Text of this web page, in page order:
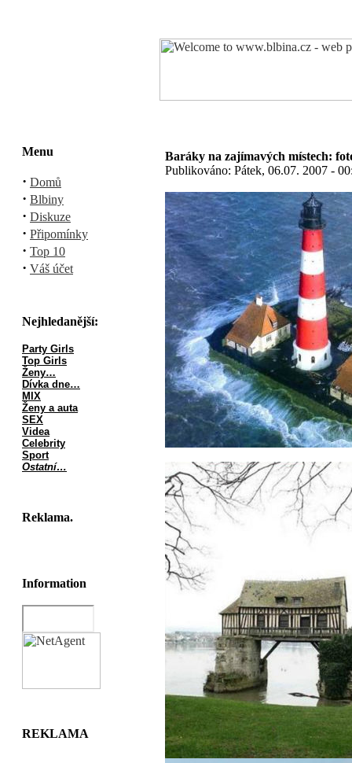
Menu
· Domů
· Blbiny
· Diskuze
· Připomínky
· Top 10
· Váš účet
Nejhledanější:
Party Girls
Top Girls
Ženy…
Dívka dne…
MIX
Ženy a auta
SEX
Videa
Celebrity
Sport
Ostatní…
Reklama.
Information
REKLAMA
Baráky na zajímavých místech:
Publikováno: Pátek, 06.07. 2007 -